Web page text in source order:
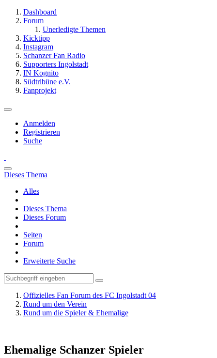
Dashboard
Forum
Unerledigte Themen
Kicktipp
Instagram
Schanzer Fan Radio
Supporters Ingolstadt
IN Kognito
Südtribüne e.V.
Fanprojekt
Anmelden
Registrieren
Suche
Dieses Thema
Alles
Dieses Thema
Dieses Forum
Seiten
Forum
Erweiterte Suche
Offizielles Fan Forum des FC Ingolstadt 04
Rund um den Verein
Rund um die Spieler & Ehemalige
Ehemalige Schanzer Spieler